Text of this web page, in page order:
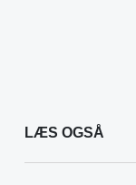
LÆS OGSÅ